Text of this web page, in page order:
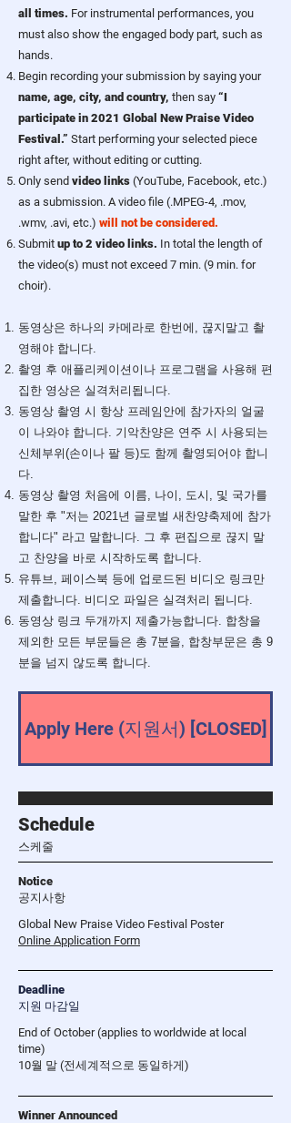
all times. For instrumental performances, you
must also show the engaged body part, such as
hands.
Begin recording your submission by saying your
name, age, city, and country, then say “I
participate in 2021 Global New Praise Video
Festival.” Start performing your selected piece
right after, without editing or cutting.
Only send video links (YouTube, Facebook, etc.)
as a submission. A video file (.MPEG-4, .mov,
.wmv, .avi, etc.) will not be considered.
Submit up to 2 video links. In total the length of
the video(s) must not exceed 7 min. (9 min. for
choir).
동영상은 하나의 카메라로 한번에, 끊지말고 촬
영해야 합니다.
촬영 후 애플리케이션이나 프로그램을 사용해 편
집한 영상은 실격처리됩니다.
동영상 촬영 시 항상 프레임안에 참가자의 얼굴
이 나와야 합니다. 기악찬양은 연주 시 사용되는
신체부위(손이나 팔 등)도 함께 촬영되어야 합니
다.
동영상 촬영 처음에 이름, 나이, 도시, 및 국가를
말한 후 "저는 2021년 글로벌 새찬양축제에 참가
합니다" 라고 말합니다. 그 후 편집으로 끊지 말
고 찬양을 바로 시작하도록 합니다.
유튜브, 페이스북 등에 업로드된 비디오 링크만
제출합니다. 비디오 파일은 실격처리 됩니다.
​동영상 링크 두개까지 제출가능합니다. 합창을
제외한 모든 부문들은 총 7분을, 합창부문은 총 9
분을 넘지 않도록 합니다.
Apply Here (지원서) [CLOSED]
Schedule
스케줄
Notice
​공지사항
Global New Praise Video Festival Poster
Online Application Form
Deadline
지원 마감일
End of October (applies to worldwide at local
time)
10월 말 (전세계적으로 동일하게)
Winner Announced